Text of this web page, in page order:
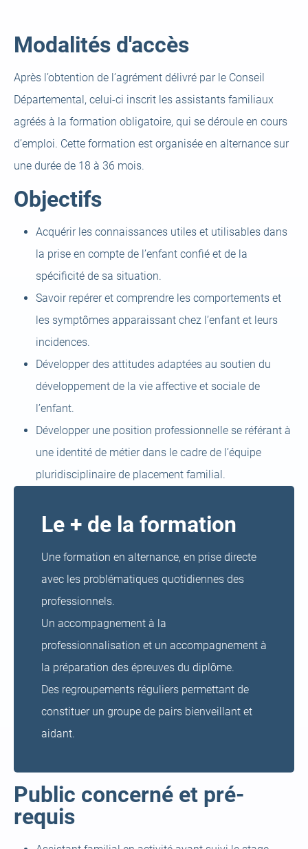
Modalités d'accès
Après l’obtention de l’agrément délivré par le Conseil
Départemental, celui-ci inscrit les assistants familiaux
agréés à la formation obligatoire, qui se déroule en cours
d’emploi. Cette formation est organisée en alternance sur
une durée de 18 à 36 mois.
Objectifs
Acquérir les connaissances utiles et utilisables dans
la prise en compte de l’enfant confié et de la
spécificité de sa situation.
Savoir repérer et comprendre les comportements et
les symptômes apparaissant chez l’enfant et leurs
incidences.
Développer des attitudes adaptées au soutien du
développement de la vie affective et sociale de
l’enfant.
Développer une position professionnelle se référant à
une identité de métier dans le cadre de l’équipe
pluridisciplinaire de placement familial.
Le + de la formation
Une formation en alternance, en prise directe
avec les problématiques quotidiennes des
professionnels.
Un accompagnement à la
professionnalisation et un accompagnement à
la préparation des épreuves du diplôme.
Des regroupements réguliers permettant de
constituer un groupe de pairs bienveillant et
aidant.
Public concerné et pré-
requis